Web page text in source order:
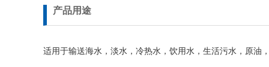
产品用途
适用于输送海水，淡水，冷热水，饮用水，生活污水，原油